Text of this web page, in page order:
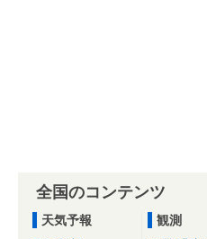
全国のコンテンツ
天気予報
観測